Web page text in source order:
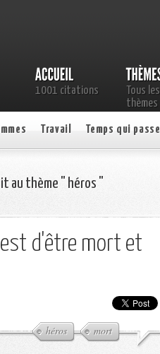
1001 citations
Tous les
thèmes
Travail Temps qui passe
thème " héros "
d'être mort et
héros mort